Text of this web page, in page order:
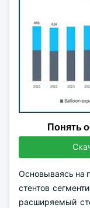
Понять
Основываясь на
стентов
расширяемый